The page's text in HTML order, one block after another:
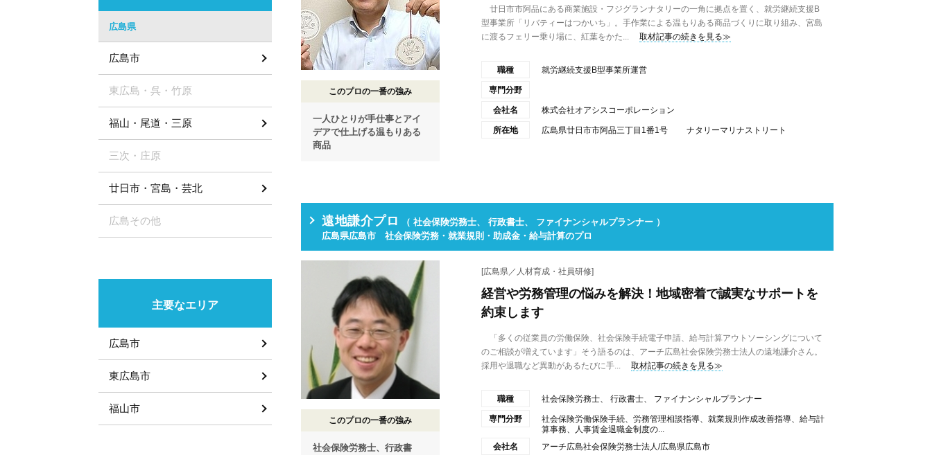
このプロの一番の強み
一人ひとりが手仕事とアイ
デアで仕上げる温もりある
商品
廿日市市阿品にある商業施設・フジグランナタリーの一角に拠点を置く、就労継続支援B
型事業所「リバティーはつかいち」。手作業による温もりある商品づくりに取り組み、宮島
に渡るフェリー乗り場に、紅葉をかた...
取材記事の続きを見る≫
職種 就労継続支援B型事業所運営
専門分野
会社名 株式会社オアシスコーポレーション
所在地 広島県廿日市市阿品三丁目1番1号 ナタリーマリナストリート
遠地謙介プロ
（ 社会保険労務士、 行政書士、 ファイナンシャルプランナー ）
広島県広島市 社会保険労務・就業規則・助成金・給与計算のプロ
このプロの一番の強み
社会保険労務士、行政書
[広島県／人材育成・社員研修]
経営や労務管理の悩みを解決！地域密着で誠実なサポートを
約束します
「多くの従業員の労働保険、社会保険手続電子申請、給与計算アウトソーシングについて
のご相談が増えています」そう語るのは、アーチ広島社会保険労務士法人の遠地謙介さん。
採用や退職など異動があるたびに手...
取材記事の続きを見る≫
職種 社会保険労務士、 行政書士、 ファイナンシャルプランナー
専門分野
社会保険労働保険手続、労務管理相談指導、就業規則作成改善指導、給与計
算事務、人事賃金退職金制度の...
会社名
アーチ広島社会保険労務士法人/広島県広島市
広島県
広島市
東広島・呉・竹原
福山・尾道・三原
三次・庄原
廿日市・宮島・芸北
広島その他
主要なエリア
広島市
東広島市
福山市